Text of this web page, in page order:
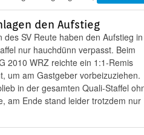
den Aufstieg
des SV Reute haben den Aufstieg in
nur hauchdünn verpasst. Beim
2010 WRZ reichte ein 1:1-Remis
um am Gastgeber vorbeizuziehen.
in der gesamten Quali-Staffel
am Ende stand leider trotzdem nur